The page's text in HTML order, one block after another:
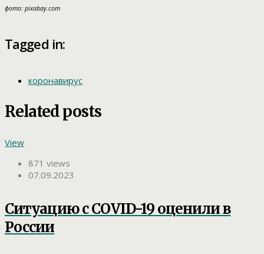
фото: pixabay.com
Tagged in:
коронавирус
Related posts
View
871 views
07.09.2023
Ситуацию с COVID-19 оценили в
России